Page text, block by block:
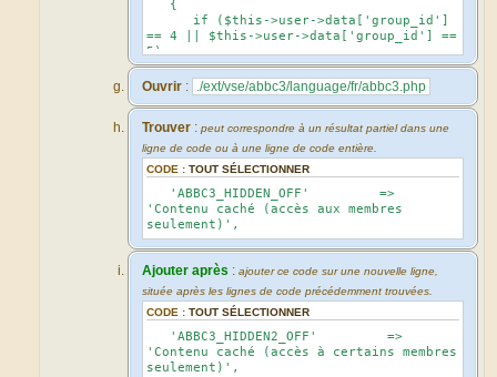
{
if ($this->user->data['group_id']
== 4 || $this->user->data['group_id'] ==
5)
{
$replacements = array(
$this->user-
>lang('ABBC3_HIDDEN2_OFF'),
$matches[1],
'hidebox_visible',
);
}
else
{
$replacements = array(
$this->user-
>lang('ABBC3_HIDDEN_ON'),
$this->user-
>lang('ABBC3_HIDDEN2_EXPLAIN'),
'hidebox_hidden',
);
}
return vsprintf('<div
Ouvrir : ./ext/vse/abbc3/language/fr/abbc3.php
Trouver :peut correspondre à un résultat partiel dans une
ligne de code ou à une ligne de code entière.
CODE :TOUT SÉLECTIONNER
'ABBC3_HIDDEN_OFF' =>
'Contenu caché (accès aux membres
seulement)',
Ajouter après :ajouter ce code sur une nouvelle ligne,
située après les lignes de code précédemment trouvées.
CODE :TOUT SÉLECTIONNER
'ABBC3_HIDDEN2_OFF' =>
'Contenu caché (accès à certains membres
seulement)',